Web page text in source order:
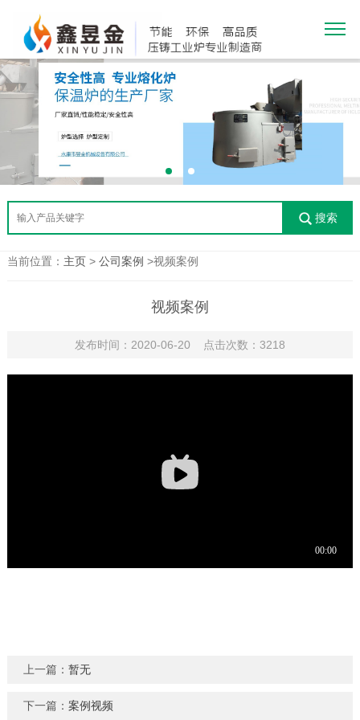
搜索
当前位置： 主页> 公司案例 >视频案例
视频案例
发布时间：2020-06-20 点击次数：3218
上一篇： 暂无
下一篇： 案例视频